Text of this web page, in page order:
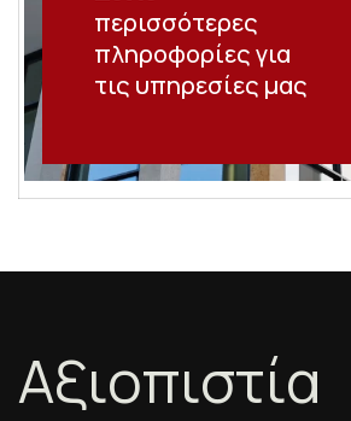
περισσότερες
πληροφορίες για
τις υπηρεσίες μας
Αξιοπιστία